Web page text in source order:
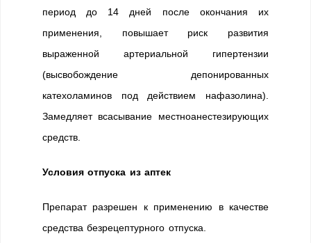
период до 14 дней после окончания их
применения, повышает риск развития
выраженной артериальной гипертензии
(высвобождение депонированных
катехоламинов под действием нафазолина).
Замедляет всасывание местноанестезирующих
средств.
Условия отпуска из аптек
Препарат разрешен к применению в качестве
средства безрецептурного отпуска.